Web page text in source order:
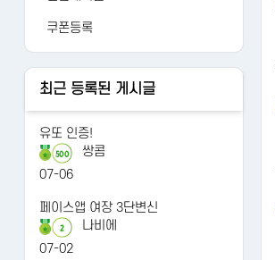
당첨분석
이용약관
개인정보처리방침
쿠폰등록
최근 등록된 게시글
유또 인증!
500
쌍콤
07-06
페이스앱 여장 3단변신
2
나비에
07-02